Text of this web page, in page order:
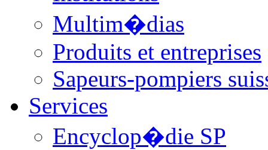
Multim�dias
Produits et entreprises
Sapeurs-pompiers
Services
Encyclop�die SP